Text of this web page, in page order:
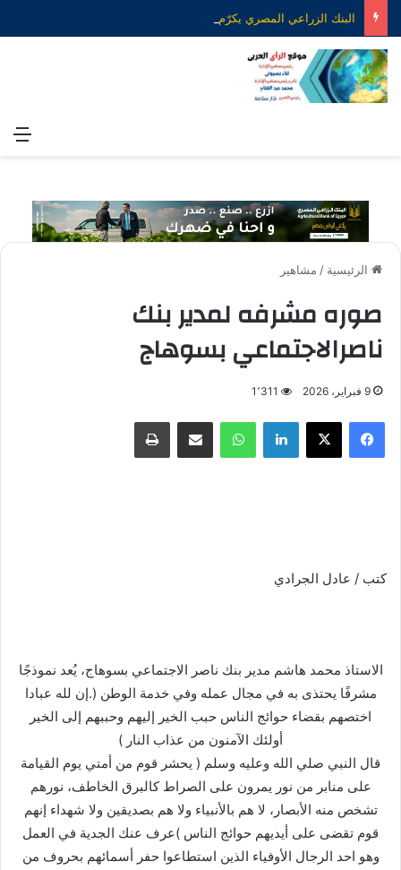
الرئيسية / مشاهير
صوره مشرفه لمدير بنك
ناصرالاجتماعي بسوهاج
9 فبراير، 2026 1٬311
فيسبوك X لينكدإن واتساب مشاركة عبر البريد طباعة
كتب / عادل الجرادي
الاستاذ محمد هاشم مدير بنك ناصر الاجتماعي بسوهاج، يُعد نموذجًا
مشرفًا يحتذى به في مجال عمله وفي خدمة الوطن (.إن لله عبادا
اختصهم بقضاء حوائج الناس حبب الخير إليهم وحببهم إلى الخير
أولئك الآمنون من عذاب النار )
قال النبي صلي الله وعليه وسلم ( يحشر قوم من أمتي يوم القيامة
على منابر من نور يمرون على الصراط كالبرق الخاطف، نورهم
تشخص منه الأبصار، لا هم بالأنبياء ولا هم بصديقين ولا شهداء إنهم
قوم تقضى على أيديهم حوائج الناس )عرف عنك الجدية في العمل
وهو احد الرجال الأوفياء الذين استطاعوا حفر أسمائهم بحروف من